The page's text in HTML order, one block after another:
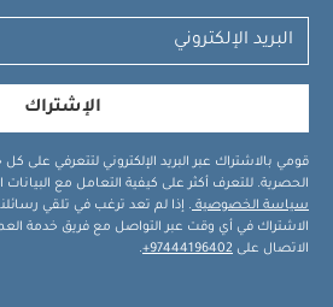
الإشتراك
قومي بالاشتراك عبر البريد الإلكتروني لتتعرفي على
الحصرية. للتعرف أكثر على كيفية التعامل مع
سياسة الخصوصية . إذا لم تعد ترغب في تلقي
الاشتراك في أي وقت عبر التواصل مع فريق خدمة
الاتصال على 97444196402+
.